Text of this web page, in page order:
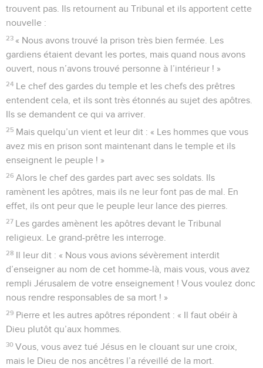
trouvent pas. Ils retournent au Tribunal et ils apportent cette
nouvelle :
23 « Nous avons trouvé la prison très bien fermée. Les
gardiens étaient devant les portes, mais quand nous avons
ouvert, nous n’avons trouvé personne à l’intérieur ! »
24 Le chef des gardes du temple et les chefs des prêtres
entendent cela, et ils sont très étonnés au sujet des apôtres.
Ils se demandent ce qui va arriver.
25 Mais quelqu’un vient et leur dit : « Les hommes que vous
avez mis en prison sont maintenant dans le temple et ils
enseignent le peuple ! »
26 Alors le chef des gardes part avec ses soldats. Ils
ramènent les apôtres, mais ils ne leur font pas de mal. En
effet, ils ont peur que le peuple leur lance des pierres.
27 Les gardes amènent les apôtres devant le Tribunal
religieux. Le grand-prêtre les interroge.
28 Il leur dit : « Nous vous avions sévèrement interdit
d’enseigner au nom de cet homme-là, mais vous, vous avez
rempli Jérusalem de votre enseignement ! Vous voulez donc
nous rendre responsables de sa mort ! »
29 Pierre et les autres apôtres répondent : « Il faut obéir à
Dieu plutôt qu’aux hommes.
30 Vous, vous avez tué Jésus en le clouant sur une croix,
mais le Dieu de nos ancêtres l’a réveillé de la mort.